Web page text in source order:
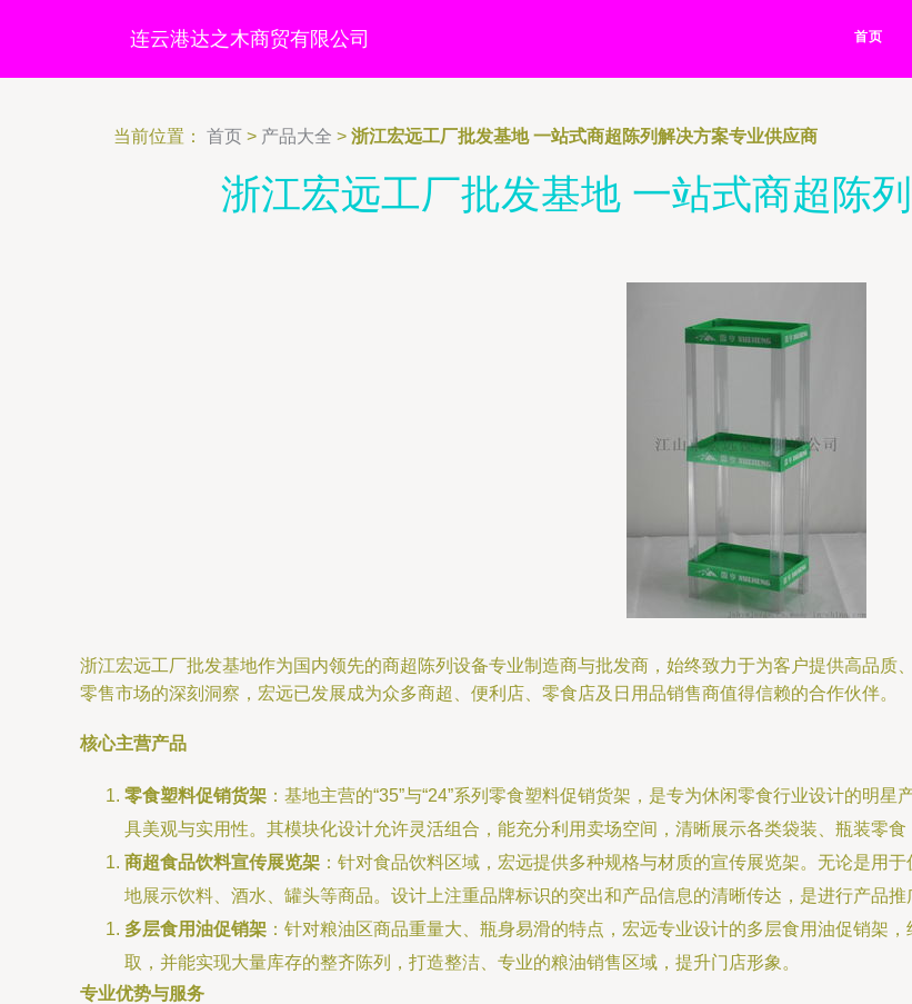
连云港达之木商贸有限公司 首页
当前位置： 首页 > 产品大全 > 浙江宏远工厂批发基地 一站式商超陈列解决方案专业供应商
浙江宏远工厂批发基地 一站式商超陈
浙江宏远工厂批发基地作为国内领先的商超陈列设备专业制造商与批发商，始终致力于为客户提供高品
零售市场的深刻洞察，宏远已发展成为众多商超、便利店、零食店及日用品销售商值得信赖的合作伙伴。
核心主营产品
零食塑料促销货架 ：基地主营的“35”与“24”系列零食塑料促销货架，是专为休闲零食行业设计的明
具美观与实用性。其模块化设计允许灵活组合，能充分利用卖场空间，清晰展示各类袋装、瓶装零食
商超食品饮料宣传展览架 ：针对食品饮料区域，宏远提供多种规格与材质的宣传展览架。无论是用
地展示饮料、酒水、罐头等商品。设计上注重品牌标识的突出和产品信息的清晰传达，是进行产品推
多层食用油促销架 ：针对粮油区商品重量大、瓶身易滑的特点，宏远专业设计的多层食用油促销架
取，并能实现大量库存的整齐陈列，打造整洁、专业的粮油销售区域，提升门店形象。
专业优势与服务